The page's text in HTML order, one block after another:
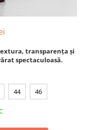
transparența și
spectaculoasă.
44 46